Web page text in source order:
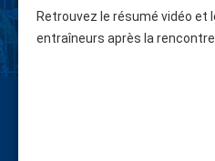
Retrouvez le résumé vidéo et
entraîneurs après la rencontre